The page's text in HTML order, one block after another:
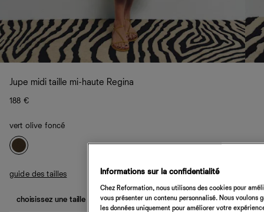
Jupe midi taille mi-haute Regina
188 €
vert olive foncé
guide des tailles
choisissez une taille
Informations sur la confidentialité
Chez Reformation, nous utilisons des cookies pour
vous présenter un contenu personnalisé. Nous
les données uniquement pour améliorer votre